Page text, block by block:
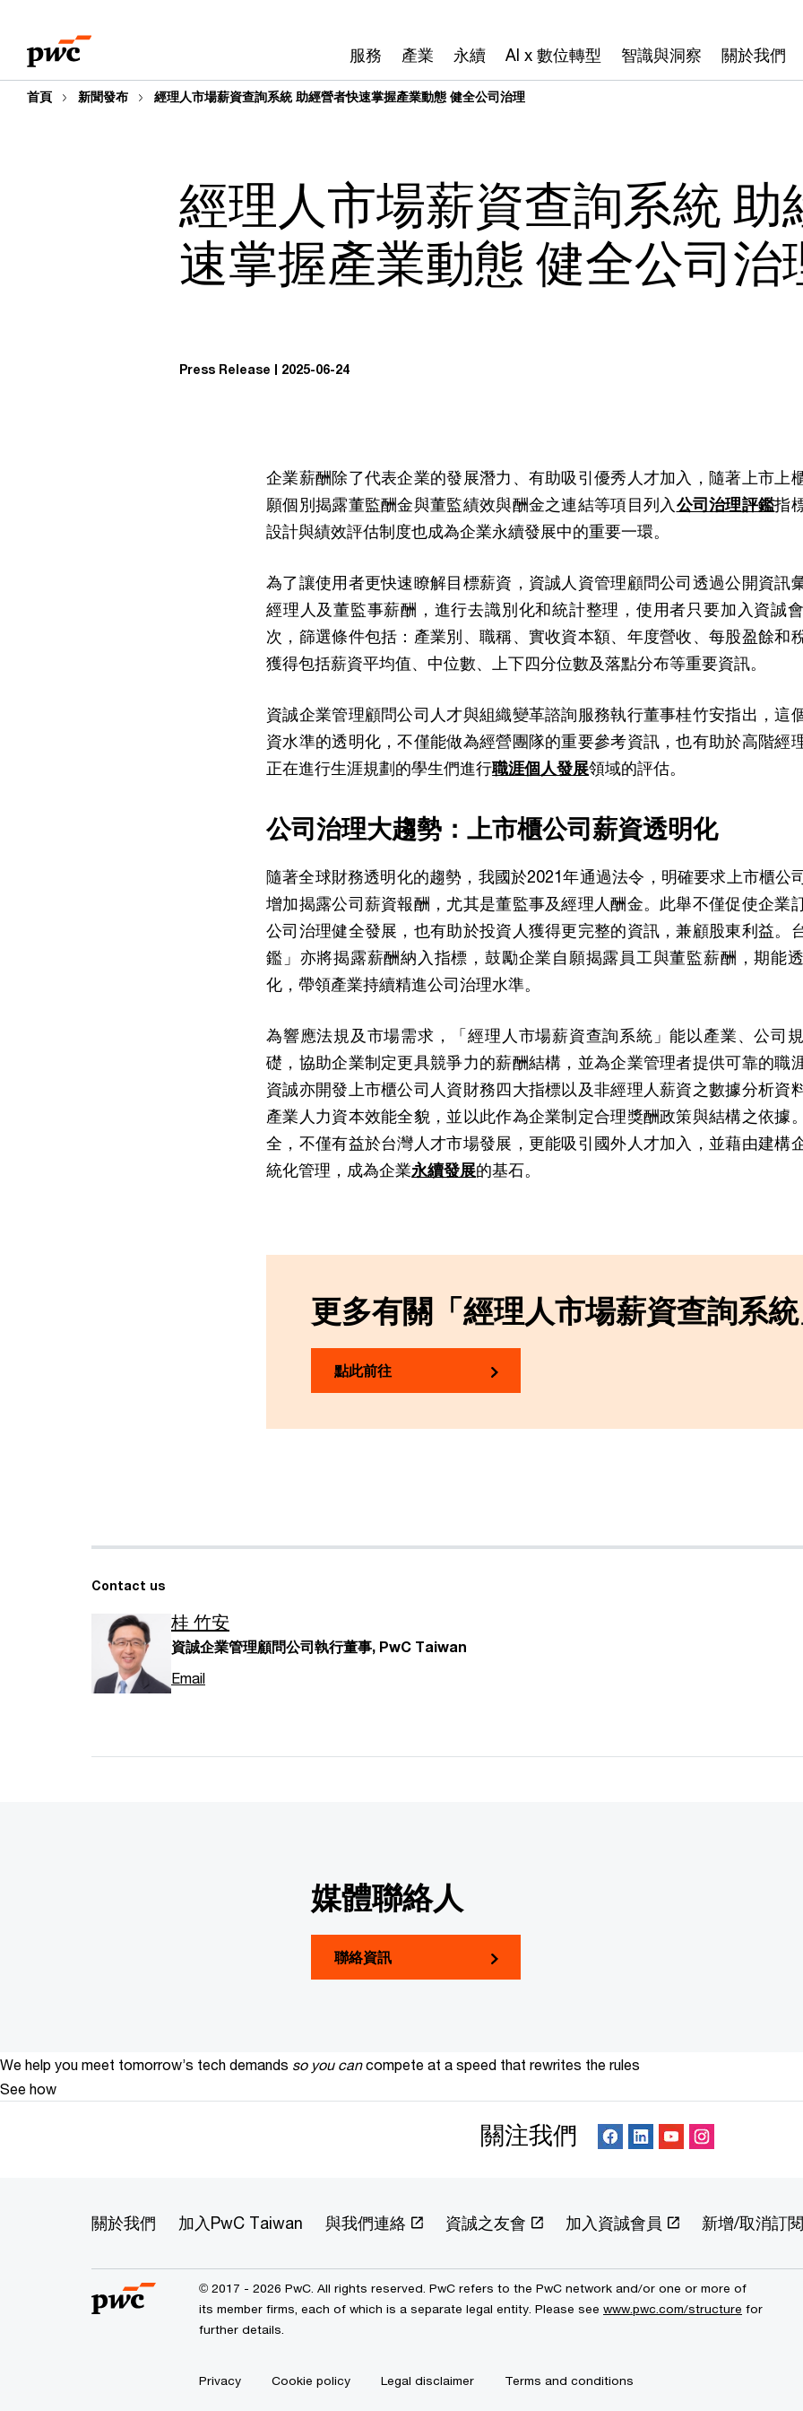
content
footer
服務 產業 永續 AI x 數位轉型 智識與洞察 關於我們
首頁 新聞發布 經理人市場薪資查詢系統 助經營者快速掌握產業動態 健全公司治理
經理人市場薪資查詢系統 助
速掌握產業動態 健全公司治
Press Release 2025-06-24
企業薪酬除了代表企業的發展潛力、有助吸引優秀人才加入，隨著上市上
願個別揭露董監酬金與董監績效與酬金之連結等項目列入 公司治理評鑑指
設計與績效評估制度也成為企業永續發展中的重要一環。
為了讓使用者更快速瞭解目標薪資，資誠人資管理顧問公司透過公開資訊
經理人及董監事薪酬，進行去識別化和統計整理，使用者只要加入資誠
次，篩選條件包括：產業別、職稱、實收資本額、年度營收、每股盈餘和
獲得包括薪資平均值、中位數、上下四分位數及落點分布等重要資訊。
資誠企業管理顧問公司人才與組織變革諮詢服務執行董事桂竹安指出，這
資水準的透明化，不僅能做為經營團隊的重要參考資訊，也有助於高階經
正在進行生涯規劃的學生們進行職涯個人發展領域的評估。
公司治理大趨勢：上市櫃公司薪資透明化
隨著全球財務透明化的趨勢，我國於2021年通過法令，明確要求上市櫃公
增加揭露公司薪資報酬，尤其是董監事及經理人酬金。此舉不僅促使企業
公司治理健全發展，也有助於投資人獲得更完整的資訊，兼顧股東利益。
鑑」亦將揭露薪酬納入指標，鼓勵企業自願揭露員工與董監薪酬，期能
化，帶領產業持續精進公司治理水準。
為響應法規及市場需求，「經理人市場薪資查詢系統」能以產業、公司
礎，協助企業制定更具競爭力的薪酬結構，並為企業管理者提供可靠的職
資誠亦開發上市櫃公司人資財務四大指標以及非經理人薪資之數據分析資
產業人力資本效能全貌，並以此作為企業制定合理獎酬政策與結構之依據
全，不僅有益於台灣人才市場發展，更能吸引國外人才加入，並藉由建構
統化管理，成為企業永續發展的基石。
更多有關「經理人市場薪資查詢系
點此前往
Contact us
桂 竹安
資誠企業管理顧問公司執行董事, PwC Taiwan
Email
媒體聯絡人
聯絡資訊
We help you meet tomorrow’s tech demands so you can compete at a speed that rewrites the rules
See how
關注我們
關於我們 加入PwC Taiwan 與我們連絡 資誠之友會 加入資誠會員 新增/取消訂
© 2017 - 2026 PwC. All rights reserved. PwC refers to the PwC network and/or one or more of
its member firms, each of which is a separate legal entity. Please see www.pwc.com/structure for
further details.
Privacy Cookie policy Legal disclaimer Terms and conditions